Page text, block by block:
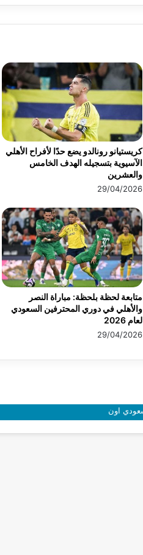
كريستيانو رونالدو يضع حدًا لأفراح الأهلي
الآسيوية بتسجيله الهدف الخامس
والعشرين
29/04/2026
متابعة لحظة بلحظة: مباراة النصر
والأهلي في دوري المحترفين السعودي
لعام 2026
29/04/2026